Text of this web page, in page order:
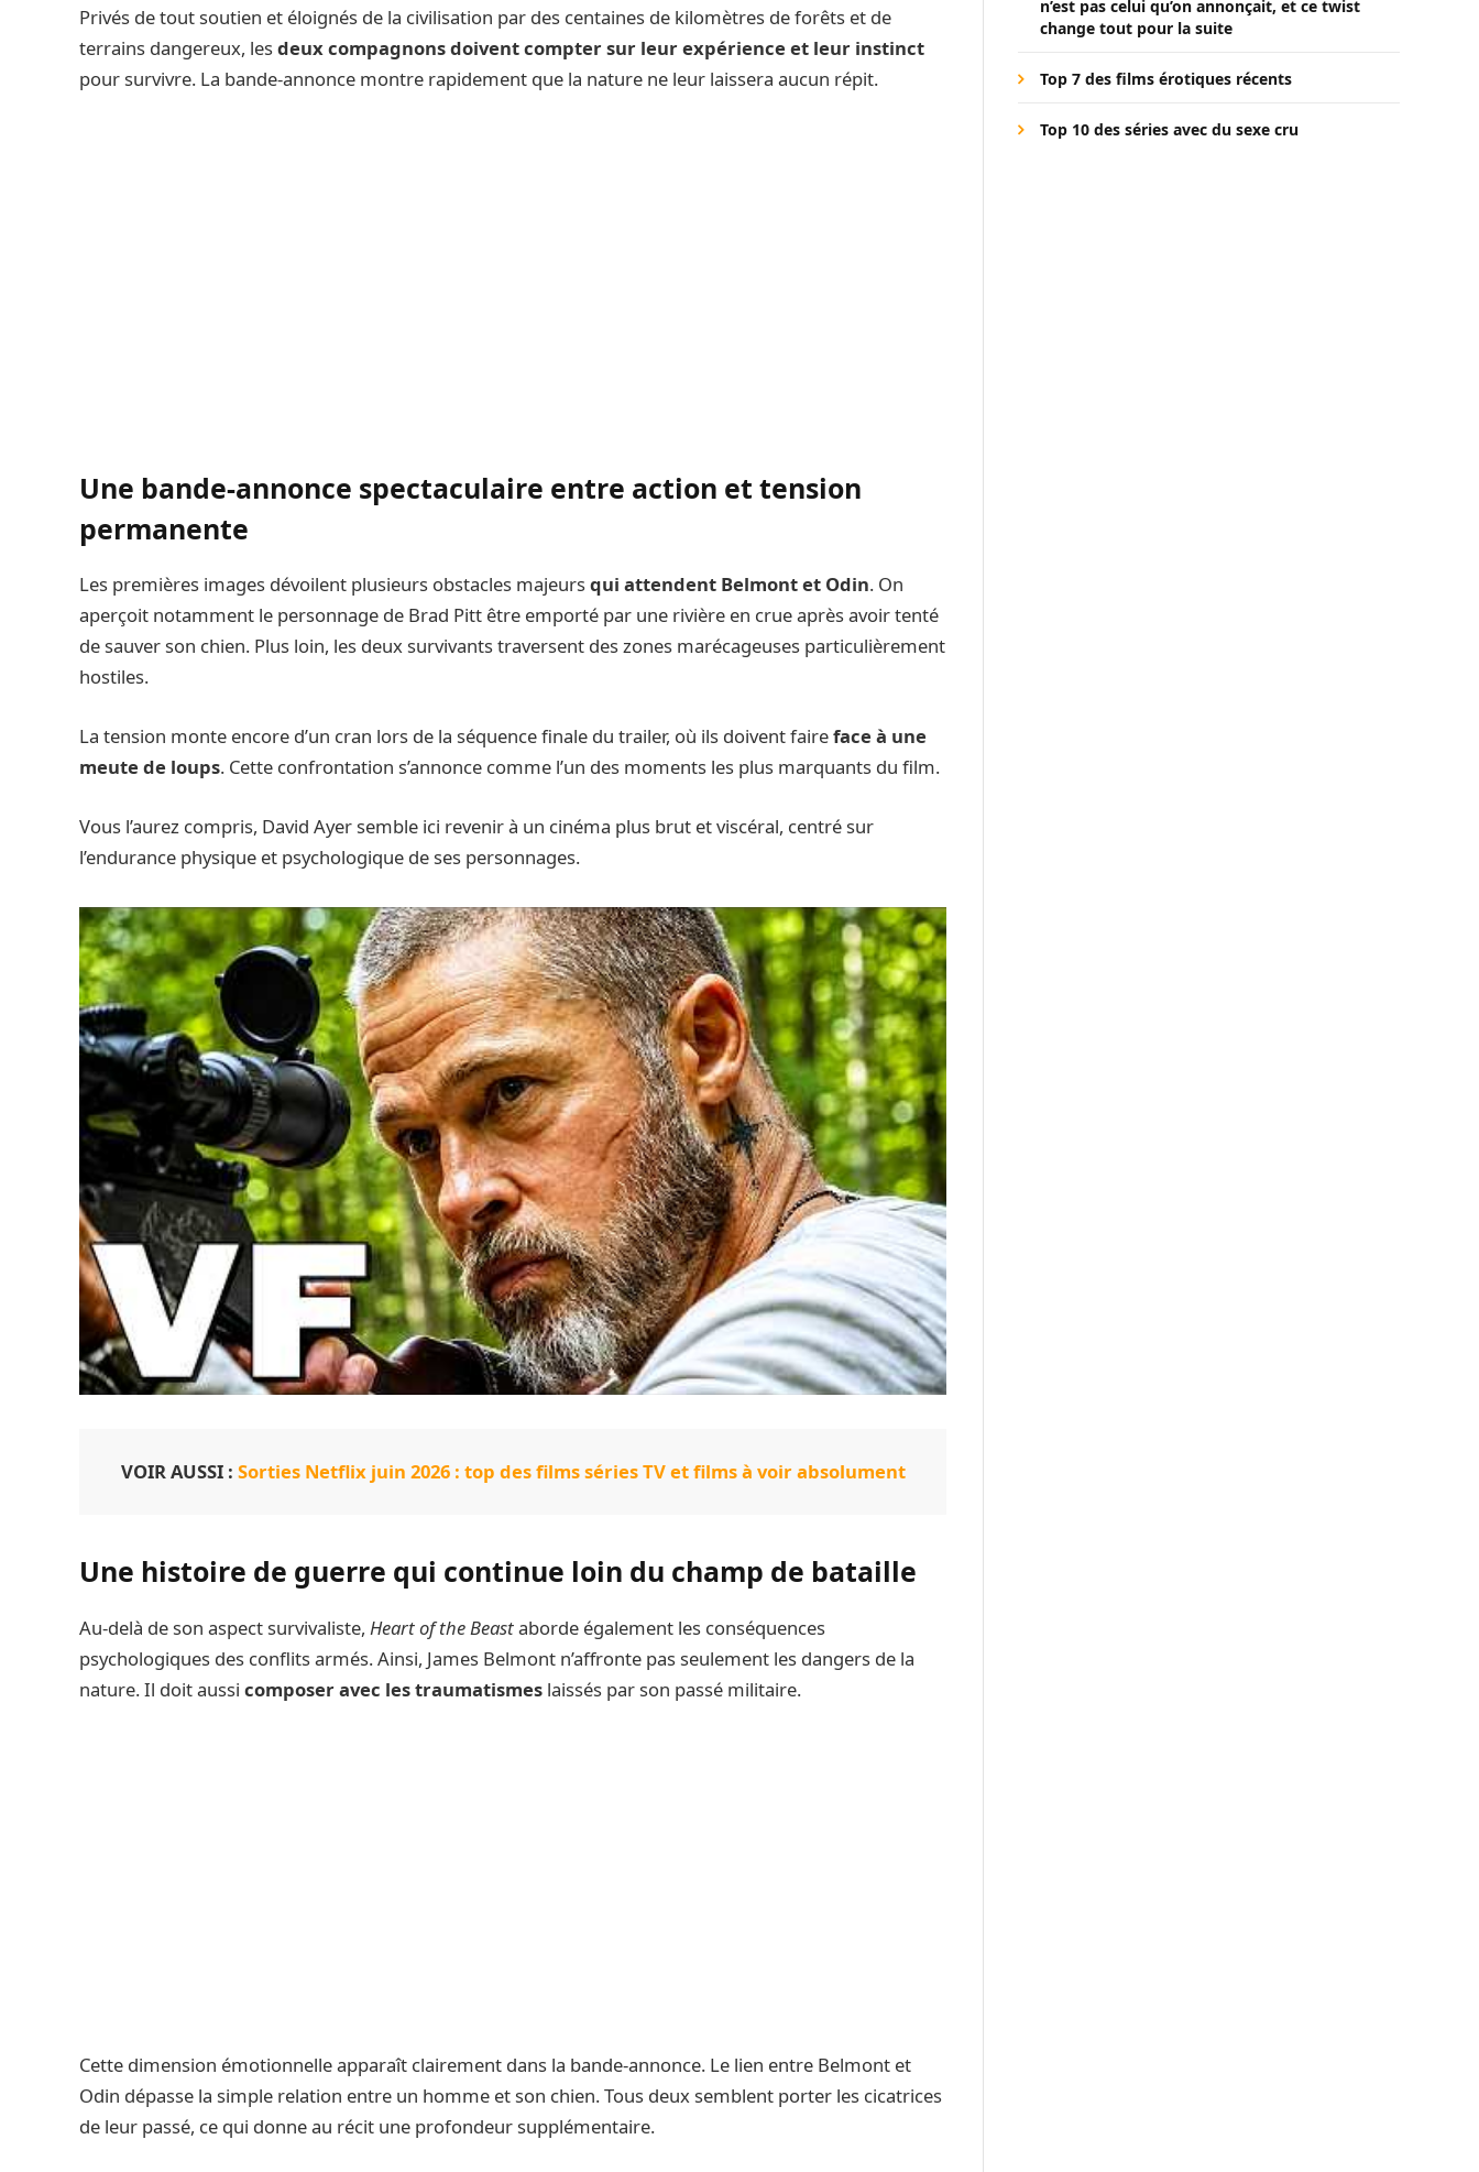
Privés de tout soutien et éloignés de la civilisation par des centaines de kilomètres de forêts et de
terrains dangereux, lesdeux compagnons doivent compter sur leur expérience et leur instinct
pour survivre. La bande-annonce montre rapidement que la nature ne leur laissera aucun répit.
Une bande-annonce spectaculaire entre action et tension
permanente
Les premières images dévoilent plusieurs obstacles majeursqui attendent Belmont et Odin. On
aperçoit notamment le personnage de Brad Pitt être emporté par une rivière en crue après avoir tenté
de sauver son chien. Plus loin, les deux survivants traversent des zones marécageuses particulièrement
hostiles.
La tension monte encore d’un cran lors de la séquence finale du trailer, où ils doivent faireface à une
meute de loups. Cette confrontation s’annonce comme l’un des moments les plus marquants du film.
Vous l’aurez compris, David Ayer semble ici revenir à un cinéma plus brut et viscéral, centré sur
l’endurance physique et psychologique de ses personnages.
VOIR AUSSI : Sorties Netflix juin 2026 : top des films séries TV et films à voir absolument
Une histoire de guerre qui continue loin du champ de bataille
Au-delà de son aspect survivaliste, Heart of the Beastaborde également les conséquences
psychologiques des conflits armés. Ainsi, James Belmont n’affronte pas seulement les dangers de la
nature. Il doit aussi composer avec les traumatismes laissés par son passé militaire.
Cette dimension émotionnelle apparaît clairement dans la bande-annonce. Le lien entre Belmont et
Odin dépasse la simple relation entre un homme et son chien. Tous deux semblent porter les cicatrices
de leur passé, ce qui donne au récit une profondeur supplémentaire.
n’est pas celui qu’on annonçait, et ce twist
change tout pour la suite
Top 7 des films érotiques récents
Top 10 des séries avec du sexe cru